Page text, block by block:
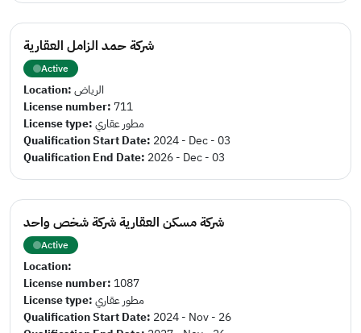
شركة حمد الزامل العقارية
Active
Location:الرياض
License number: 711
License type:مطور عقاري
Qualification Start Date: 2024 - Dec - 03
Qualification End Date: 2026 - Dec - 03
شركة مسكن العقارية شركة شخص واحد
Active
Location:
License number: 1087
License type:مطور عقاري
Qualification Start Date: 2024 - Nov - 26